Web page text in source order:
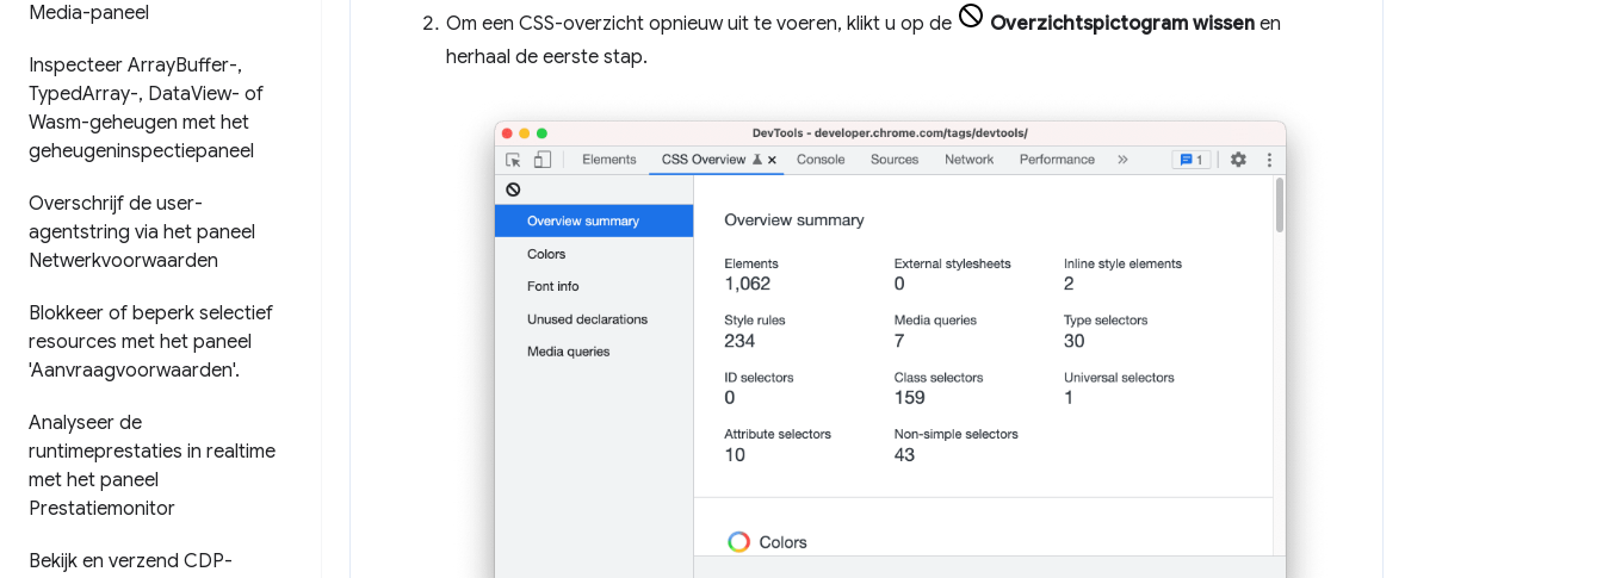
Media-paneel
Inspecteer ArrayBuffer-,
TypedArray-, DataView- of
Wasm-geheugen met het
geheugeninspectiepaneel
Overschrijf de user-
agentstring via het paneel
Netwerkvoorwaarden
Blokkeer of beperk selectief
resources met het paneel
'Aanvraagvoorwaarden'.
Analyseer de
runtimeprestaties in realtime
met het paneel
Prestatiemonitor
Bekijk en verzend CDP-
Om een ​​CSS-overzicht opnieuw uit te voeren, klikt u op de Overzichtspictogram wissen en
herhaal de eerste stap.